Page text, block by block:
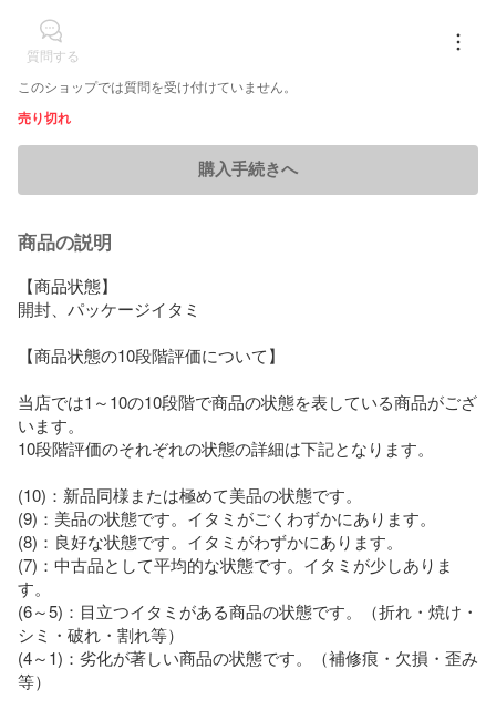
質問する
このショップでは質問を受け付けていません。
売り切れ
購入手続きへ
商品の説明
【商品状態】
開封、パッケージイタミ
【商品状態の10段階評価について】
当店では1～10の10段階で商品の状態を表している商品がござ
います。
10段階評価のそれぞれの状態の詳細は下記となります。
(10)：新品同様または極めて美品の状態です。
(9)：美品の状態です。イタミがごくわずかにあります。
(8)：良好な状態です。イタミがわずかにあります。
(7)：中古品として平均的な状態です。イタミが少しありま
す。
(6～5)：目立つイタミがある商品の状態です。（折れ・焼け・
シミ・破れ・割れ等）
(4～1)：劣化が著しい商品の状態です。（補修痕・欠損・歪み
等）